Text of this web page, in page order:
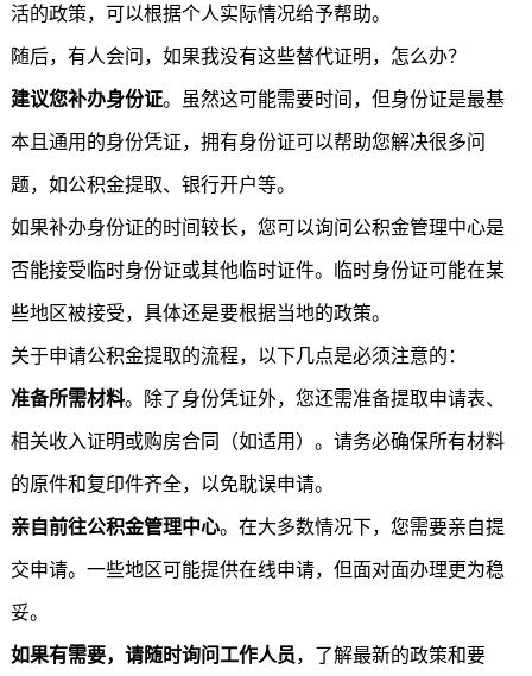
活的政策，可以根据个人实际情况给予帮助。
随后，有人会问，如果我没有这些替代证明，怎么办？
建议您补办身份证。虽然这可能需要时间，但身份证是最基
本且通用的身份凭证，拥有身份证可以帮助您解决很多问
题，如公积金提取、银行开户等。
如果补办身份证的时间较长，您可以询问公积金管理中心是
否能接受临时身份证或其他临时证件。临时身份证可能在某
些地区被接受，具体还是要根据当地的政策。
关于申请公积金提取的流程，以下几点是必须注意的：
准备所需材料。除了身份凭证外，您还需准备提取申请表、
相关收入证明或购房合同（如适用）。请务必确保所有材料
的原件和复印件齐全，以免耽误申请。
亲自前往公积金管理中心。在大多数情况下，您需要亲自提
交申请。一些地区可能提供在线申请，但面对面办理更为稳
妥。
如果有需要，请随时询问工作人员，了解最新的政策和要